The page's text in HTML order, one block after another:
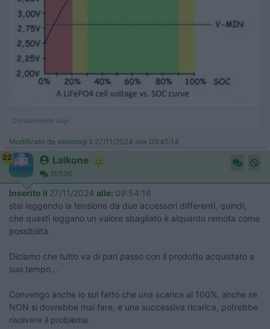
Cordialmente Gigi
Modificato da salomogi il 27/11/2024 alle 09:45:14
22
Laikone
20536
Inserito il 27/11/2024 alle: 09:54:16
stai leggendo la tensione da due accessori differenti, quindi,
che questi leggano un valore sbagliato è alquanto remota come
possibilità.
Diciamo che tutto va di pari passo con il prodotto acquistato a
suo tempo...
Convengo anche io sul fatto che una scarica al 100%, anche se
NON si dovrebbe mai fare, e una successiva ricarica, potrebbe
risolvere il problema.